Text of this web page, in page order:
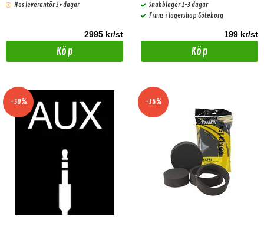
Hos leverantör 3+ dagar
2995 kr/st
Köp
Snabblager 1-3 dagar
Finns i lagershop Göteborg
199 kr/st
Köp
-30% -16%